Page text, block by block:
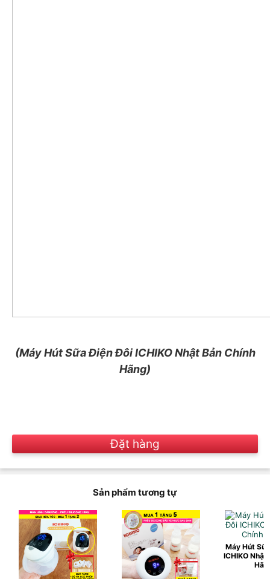
(Máy Hút Sữa Điện Đôi ICHIKO Nhật Bản Chính
Hãng)
Đặt hàng
Sản phẩm tương tự
Máy Hút
ICHIKO Nhật